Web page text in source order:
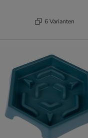
6 Varianten